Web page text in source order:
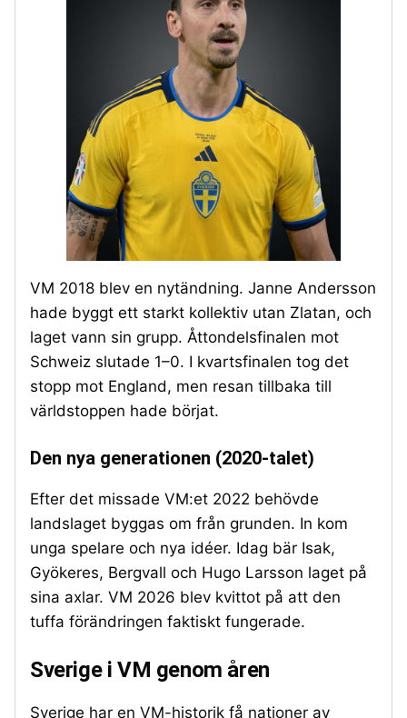
VM 2018 blev en nytändning. Janne Andersson
hade byggt ett starkt kollektiv utan Zlatan, och
laget vann sin grupp. Åttondelsfinalen mot
Schweiz slutade 1–0. I kvartsfinalen tog det
stopp mot England, men resan tillbaka till
världstoppen hade börjat.
Den nya generationen (2020-talet)
Efter det missade VM:et 2022 behövde
landslaget byggas om från grunden. In kom
unga spelare och nya idéer. Idag bär Isak,
Gyökeres, Bergvall och Hugo Larsson laget på
sina axlar. VM 2026 blev kvittot på att den
tuffa förändringen faktiskt fungerade.
Sverige i VM genom åren
Sverige har en VM-historik få nationer av